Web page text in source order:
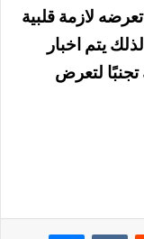
لازمة قلبية
يتم اخبار
لتعرض
ماسنجر